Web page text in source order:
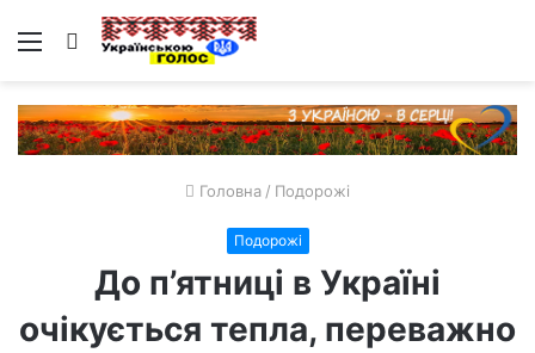
Меню Пошук
Головна / Подорожі
Подорожі
До п’ятниці в Україні
очікується тепла, переважно